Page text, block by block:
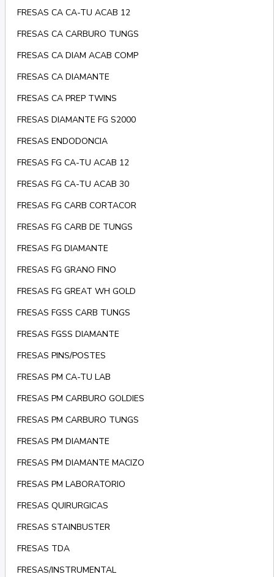
FRESAS CA CA-TU ACAB 12
FRESAS CA CARBURO TUNGS
FRESAS CA DIAM ACAB COMP
FRESAS CA DIAMANTE
FRESAS CA PREP TWINS
FRESAS DIAMANTE FG S2000
FRESAS ENDODONCIA
FRESAS FG CA-TU ACAB 12
FRESAS FG CA-TU ACAB 30
FRESAS FG CARB CORTACOR
FRESAS FG CARB DE TUNGS
FRESAS FG DIAMANTE
FRESAS FG GRANO FINO
FRESAS FG GREAT WH GOLD
FRESAS FGSS CARB TUNGS
FRESAS FGSS DIAMANTE
FRESAS PINS/POSTES
FRESAS PM CA-TU LAB
FRESAS PM CARBURO GOLDIES
FRESAS PM CARBURO TUNGS
FRESAS PM DIAMANTE
FRESAS PM DIAMANTE MACIZO
FRESAS PM LABORATORIO
FRESAS QUIRURGICAS
FRESAS STAINBUSTER
FRESAS TDA
FRESAS/INSTRUMENTAL